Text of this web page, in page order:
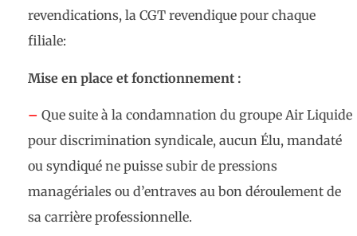
revendications, la CGT revendique pour chaque
filiale:
Mise en place et fonctionnement :
– Que suite à la condamnation du groupe Air Liquide
pour discrimination syndicale, aucun Élu, mandaté
ou syndiqué ne puisse subir de pressions
managériales ou d’entraves au bon déroulement de
sa carrière professionnelle.